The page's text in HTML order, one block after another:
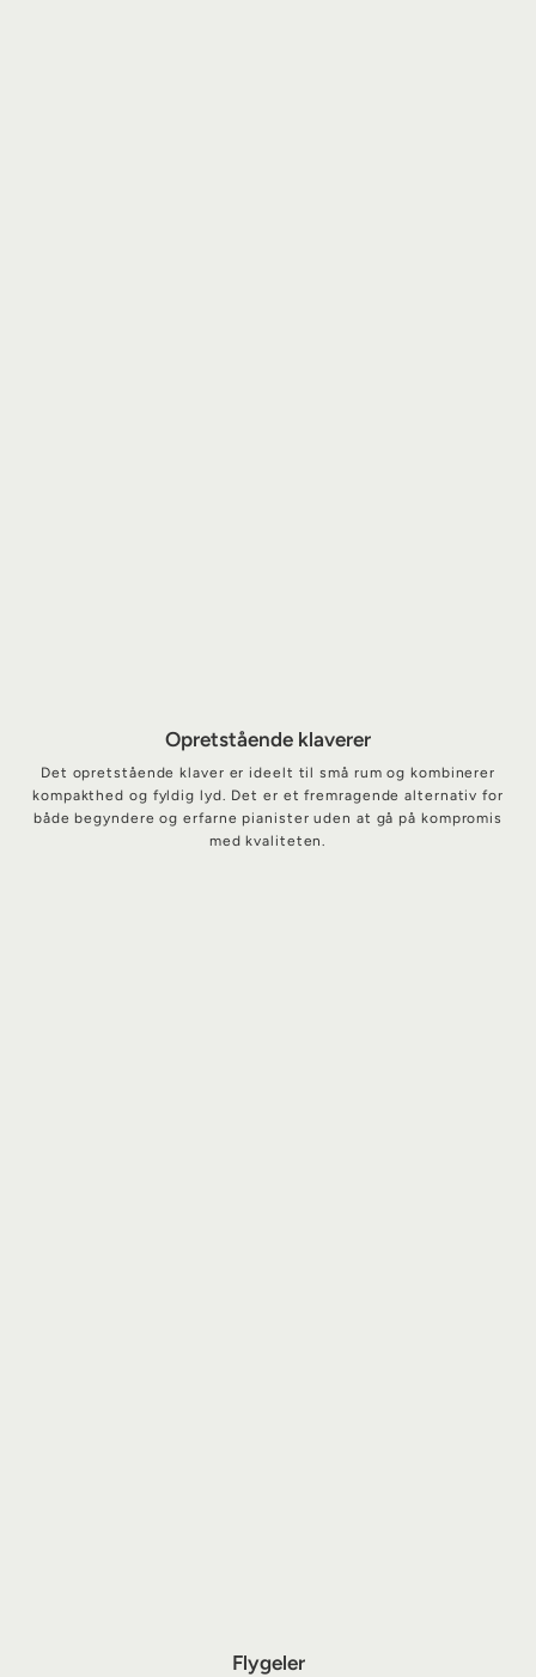
Opretstående klaverer
Det opretstående klaver er ideelt til små rum og kombinerer
kompakthed og fyldig lyd. Det er et fremragende alternativ for
både begyndere og erfarne pianister uden at gå på kompromis
med kvaliteten.
Flygeler